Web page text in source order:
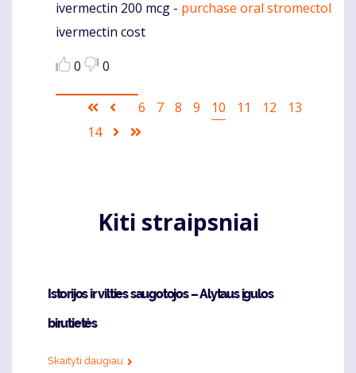
Komentaras
ivermectin 200 mcg - purchase oral stromectol
ivermectin cost
0
0
Pagination
First
page
Ankstesnis
puslapis
Puslapis
6 Puslapis
7 Puslapis
8 Puslapis
9
Current
10 Puslapis
11 Puslapis
12 Puslapis
13
Puslapis
14
Sekantis
Kiti straipsniai
Istorijos ir vilties saugotojos – Alytaus įgulos
birutietės
Skaityti daugiau